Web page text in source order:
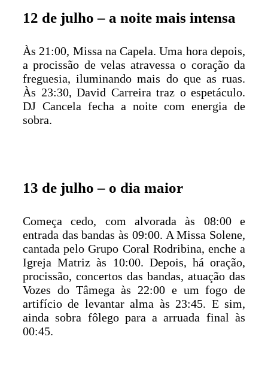
12 de julho – a noite mais intensa
Às 21:00, Missa na Capela. Uma hora depois,
a procissão de velas atravessa o coração da
freguesia, iluminando mais do que as ruas.
Às 23:30, David Carreira traz o espetáculo.
DJ Cancela fecha a noite com energia de
sobra.
13 de julho – o dia maior
Começa cedo, com alvorada às 08:00 e
entrada das bandas às 09:00. A Missa Solene,
cantada pelo Grupo Coral Rodribina, enche a
Igreja Matriz às 10:00. Depois, há oração,
procissão, concertos das bandas, atuação das
Vozes do Tâmega às 22:00 e um fogo de
artifício de levantar alma às 23:45. E sim,
ainda sobra fôlego para a arruada final às
00:45.